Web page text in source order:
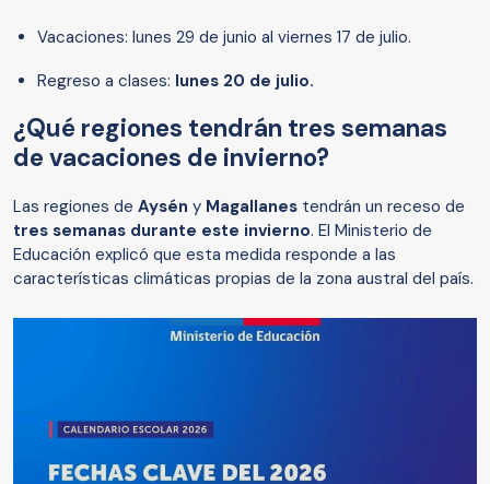
Vacaciones: lunes 29 de junio al viernes 17 de julio.
Regreso a clases: lunes 20 de julio.
¿Qué regiones tendrán tres semanas
de vacaciones de invierno?
Las regiones de Aysén y Magallanes tendrán un receso de
tres semanas durante este invierno. El Ministerio de
Educación explicó que esta medida responde a las
características climáticas propias de la zona austral del país.